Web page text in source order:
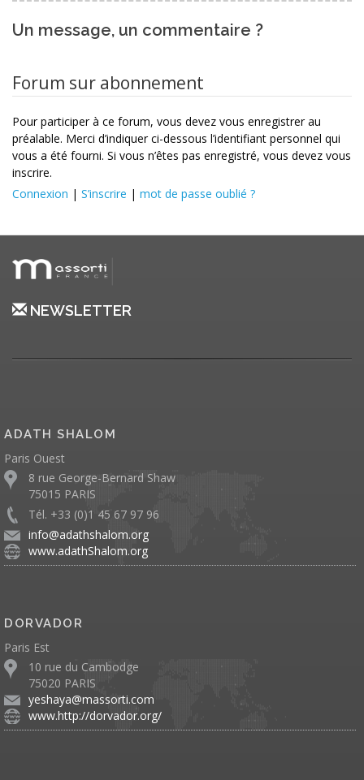
Un message, un commentaire ?
Forum sur abonnement
Pour participer à ce forum, vous devez vous enregistrer au
préalable. Merci d’indiquer ci-dessous l’identifiant personnel qui
vous a été fourni. Si vous n’êtes pas enregistré, vous devez vous
inscrire.
Connexion | S’inscrire | mot de passe oublié ?
NEWSLETTER
ADATH SHALOM
Paris Ouest
8 rue George-Bernard Shaw
75015 PARIS
Tél. +33 (0)1 45 67 97 96
info@adathshalom.org
www.adathShalom.org
DORVADOR
Paris Est
10 rue du Cambodge
75020 PARIS
yeshaya@massorti.com
www.http://dorvador.org/